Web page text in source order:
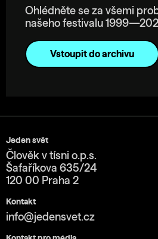
Ohlédněte se za všemi
našeho festivalu
Vstoupit do archivu
Jeden svět
Člověk v tísni o.p.s.
Šafaříkova 635/24
120 00 Praha 2
Kontakt
info@jedensvet.cz